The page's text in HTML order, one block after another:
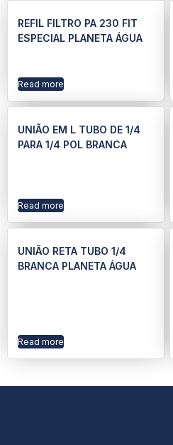
REFIL FILTRO PA 230 FIT
ESPECIAL PLANETA ÁGUA
Read more
UNIÃO EM L TUBO DE 1/4
PARA 1/4 POL BRANCA
Read more
UNIÃO RETA TUBO 1/4
BRANCA PLANETA ÁGUA
Read more